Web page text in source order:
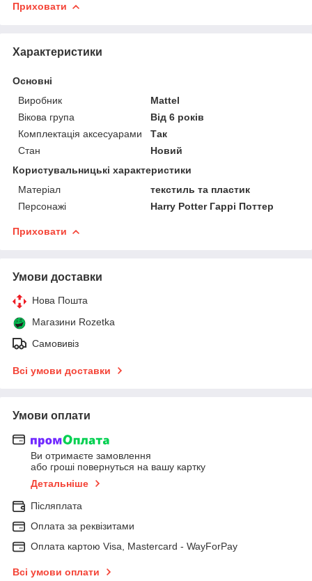
Приховати
Характеристики
Основні
Виробник
Mattel
Вікова група
Від 6 років
Комплектація аксесуарами
Так
Стан
Новий
Користувальницькі характеристики
Матеріал
текстиль та пластик
Персонажі
Harry Potter Гаррі Поттер
Приховати
Умови доставки
Нова Пошта
Магазини Rozetka
Самовивіз
Всі умови доставки
Умови оплати
Ви отримаєте замовлення
або гроші повернуться на вашу картку
Детальніше
Післяплата
Оплата за реквізитами
Оплата картою Visa, Mastercard - WayForPay
Всі умови оплати